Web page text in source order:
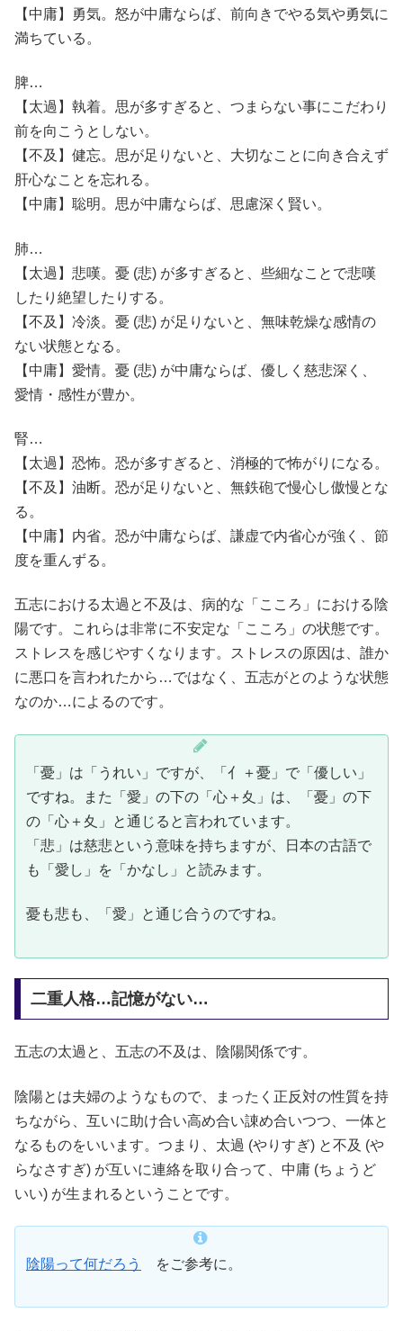
【中庸】勇気。怒が中庸ならば、前向きでやる気や勇気に
満ちている。
脾…
【太過】執着。思が多すぎると、つまらない事にこだわり
前を向こうとしない。
【不及】健忘。思が足りないと、大切なことに向き合えず
肝心なことを忘れる。
【中庸】聡明。思が中庸ならば、思慮深く賢い。
肺…
【太過】悲嘆。憂 (悲) が多すぎると、些細なことで悲嘆
したり絶望したりする。
【不及】冷淡。憂 (悲) が足りないと、無味乾燥な感情の
ない状態となる。
【中庸】愛情。憂 (悲) が中庸ならば、優しく慈悲深く、
愛情・感性が豊か。
腎…
【太過】恐怖。恐が多すぎると、消極的で怖がりになる。
【不及】油断。恐が足りないと、無鉄砲で慢心し傲慢とな
る。
【中庸】内省。恐が中庸ならば、謙虚で内省心が強く、節
度を重んずる。
五志における太過と不及は、病的な「こころ」における陰
陽です。これらは非常に不安定な「こころ」の状態です。
ストレスを感じやすくなります。ストレスの原因は、誰か
に悪口を言われたから…ではなく、五志がとのような状態
なのか…によるのです。
「憂」は「うれい」ですが、「亻＋憂」で「優しい」
ですね。また「愛」の下の「心＋夊」は、「憂」の下
の 「心＋夊」と通じると言われています。
「悲」は慈悲という意味を持ちますが、日本の古語で
も「愛し」を「かなし」と読みます。
憂も悲も、「愛」と通じ合うのですね。
二重人格…記憶がない…
五志の太過と、五志の不及は、陰陽関係です。
陰陽とは夫婦のようなもので、まったく正反対の性質を持
ちながら、互いに助け合い高め合い諌め合いつつ、一体と
なるものをいいます。つまり、太過 (やりすぎ) と不及 (や
らなさすぎ) が互いに連絡を取り合って、中庸 (ちょうど
いい) が生まれるということです。
陰陽って何だろう をご参考に。